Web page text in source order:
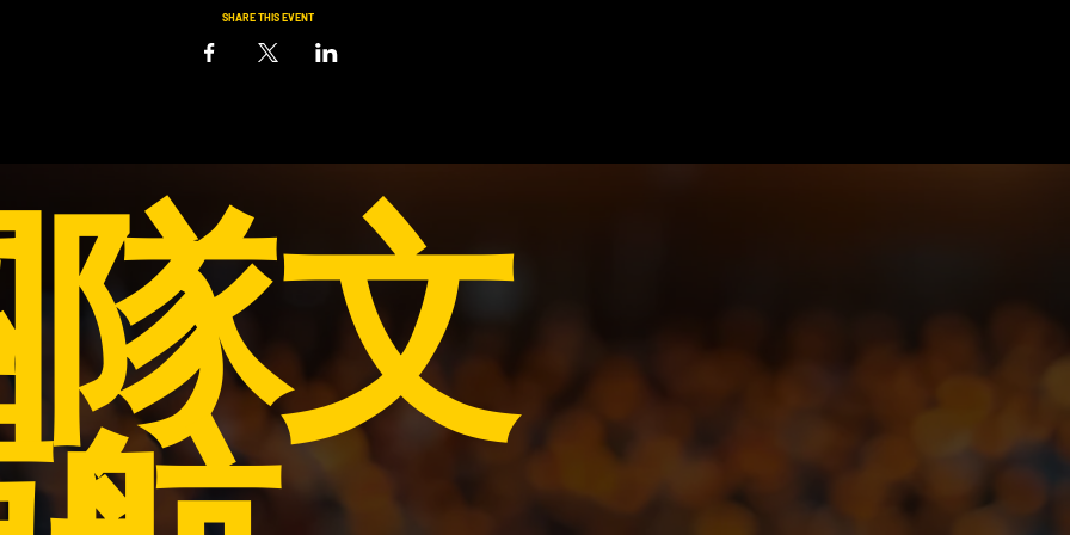
SHARE THIS EVENT
文